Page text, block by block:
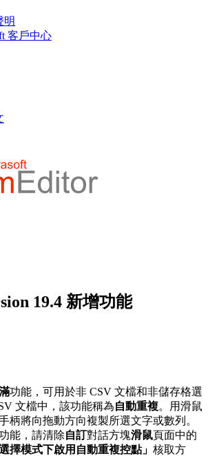
明
客戶中心
19.4 新增功能
功能，可用於非 CSV 文檔和非儲存格選
文檔中，該功能稱為自動重複。用滑鼠
柄將向拖動方向複製所選文字或數列。
能，請清除自訂對話方塊滑鼠頁面中的
擇模式下啟用自動重複控點」 核取方